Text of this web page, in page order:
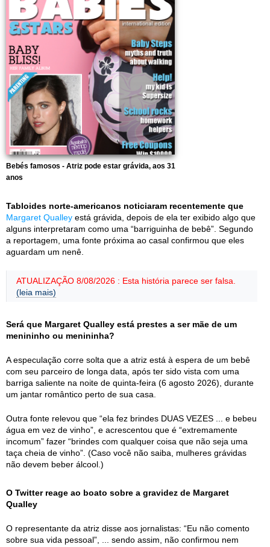
Bebés famosos - Atriz pode estar grávida, aos 31
anos
Tabloides norte-americanos noticiaram recentemente que
Margaret Qualley está grávida, depois de ela ter exibido algo que
alguns interpretaram como uma “barriguinha de bebê”. Segundo
a reportagem, uma fonte próxima ao casal confirmou que eles
aguardam um nenê.
ATUALIZAÇÃO 8/08/2026 : Esta história parece ser falsa.
(leia mais)
Será que Margaret Qualley está prestes a ser mãe de um
menininho ou menininha?
A especulação corre solta que a atriz está à espera de um bebê
com seu parceiro de longa data, após ter sido vista com uma
barriga saliente na noite de quinta-feira (6 agosto 2026), durante
um jantar romântico perto de sua casa.
Outra fonte relevou que “ela fez brindes DUAS VEZES ... e bebeu
água em vez de vinho”, e acrescentou que é “extremamente
incomum” fazer “brindes com qualquer coisa que não seja uma
taça cheia de vinho”. (Caso você não saiba, mulheres grávidas
não devem beber álcool.)
O Twitter reage ao boato sobre a gravidez de Margaret
Qualley
O representante da atriz disse aos jornalistas: “Eu não comento
sobre sua vida pessoal”, ... sendo assim, não confirmou nem